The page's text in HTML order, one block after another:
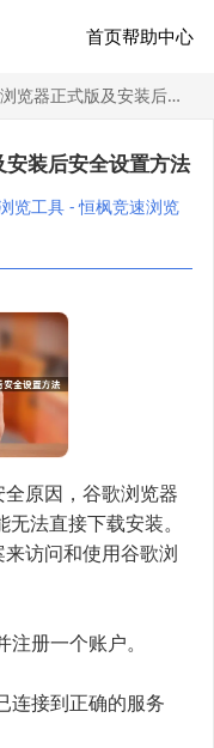
首页帮助中心
式版及安装后安全设置方法
装后安全设置方法
览工具 - 恒枫竞速浏览
原因，谷歌浏览器
法直接下载安装。
访问和使用谷歌浏
册一个账户。
连接到正确的服务